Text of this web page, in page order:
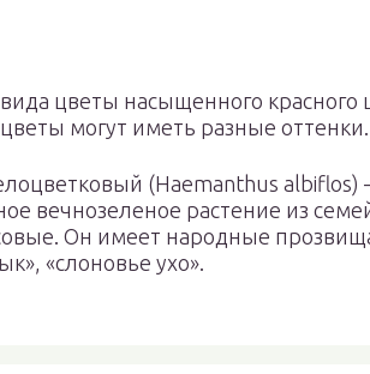
цветы насыщенного красного
могут иметь разные оттенки.
(Haemanthus albiflos)
вечнозеленое растение из
Он имеет народные
«слоновье ухо».